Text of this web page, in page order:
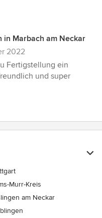
in Marbach am Neckar
2022
Fertigstellung ein
und super
Murr-Kreis
am Neckar